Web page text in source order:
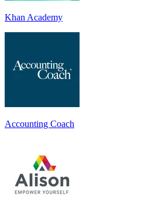
Khan Academy
Accounting Coach